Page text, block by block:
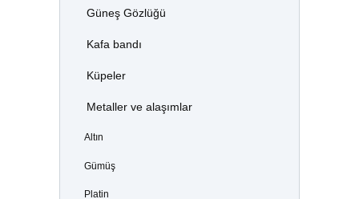
Güneş Gözlüğü
Kafa bandı
Küpeler
Metaller ve alaşımlar
Altın
Gümüş
Platin